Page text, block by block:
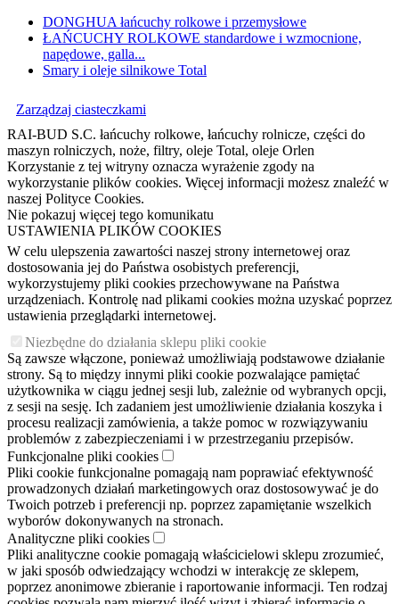
DONGHUA łańcuchy rolkowe i przemysłowe
ŁAŃCUCHY ROLKOWE standardowe i wzmocnione,
napędowe, galla...
Smary i oleje silnikowe Total
Zarządzaj ciasteczkami
RAI-BUD S.C. łańcuchy rolkowe, łańcuchy rolnicze, części do
maszyn rolniczych, noże, filtry, oleje Total, oleje Orlen
Korzystanie z tej witryny oznacza wyrażenie zgody na
wykorzystanie plików cookies. Więcej informacji możesz znaleźć w
naszej Polityce Cookies.
Nie pokazuj więcej tego komunikatu
USTAWIENIA PLIKÓW COOKIES
W celu ulepszenia zawartości naszej strony internetowej oraz
dostosowania jej do Państwa osobistych preferencji,
wykorzystujemy pliki cookies przechowywane na Państwa
urządzeniach. Kontrolę nad plikami cookies można uzyskać poprzez
ustawienia przeglądarki internetowej.
Niezbędne do działania sklepu pliki cookie
Są zawsze włączone, ponieważ umożliwiają podstawowe działanie
strony. Są to między innymi pliki cookie pozwalające pamiętać
użytkownika w ciągu jednej sesji lub, zależnie od wybranych opcji,
z sesji na sesję. Ich zadaniem jest umożliwienie działania koszyka i
procesu realizacji zamówienia, a także pomoc w rozwiązywaniu
problemów z zabezpieczeniami i w przestrzeganiu przepisów.
Funkcjonalne pliki cookies
Pliki cookie funkcjonalne pomagają nam poprawiać efektywność
prowadzonych działań marketingowych oraz dostosowywać je do
Twoich potrzeb i preferencji np. poprzez zapamiętanie wszelkich
wyborów dokonywanych na stronach.
Analityczne pliki cookies
Pliki analityczne cookie pomagają właścicielowi sklepu zrozumieć,
w jaki sposób odwiedzający wchodzi w interakcję ze sklepem,
poprzez anonimowe zbieranie i raportowanie informacji. Ten rodzaj